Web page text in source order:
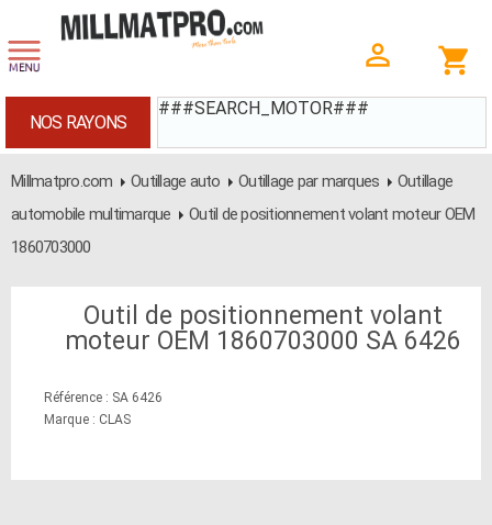
###SEARCH_MOTOR###
NOS RAYONS
Millmatpro.com Outillage auto Outillage par marques
Outillage
automobile multimarque
Outil de positionnement volant moteur OEM
1860703000
Outil de positionnement volant
moteur OEM 1860703000 SA 6426
Référence : SA 6426
Marque : CLAS